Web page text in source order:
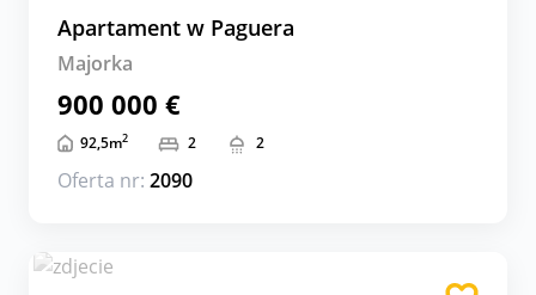
Apartament w Paguera
Majorka
900 000 €
92,5m2 2 2
Oferta nr: 2090